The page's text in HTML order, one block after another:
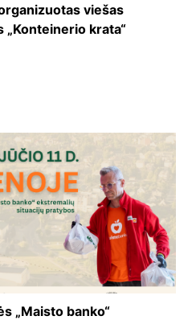
viešas
krata“
„Maisto banko“